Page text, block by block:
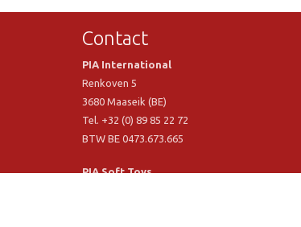
Contact
PIA International
Renkoven 5
3680 Maaseik (BE)
Tel. +32 (0) 89 85 22 72
BTW BE 0473.673.665
PIA Soft Toys